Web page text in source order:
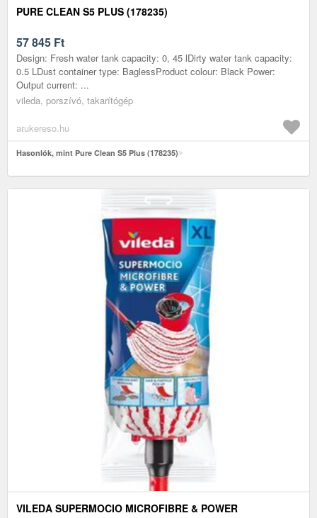
PURE CLEAN S5 PLUS (178235)
57 845 Ft
Design: Fresh water tank capacity: 0, 45 lDirty water tank capacity:
0.5 LDust container type: BaglessProduct colour: Black Power:
Output current: ...
vileda, porszívó, takarítógép
arukereso.hu
Hasonlók, mint Pure Clean S5 Plus (178235)
VILEDA SUPERMOCIO MICROFIBRE & POWER